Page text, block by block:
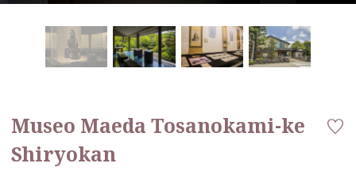
Museo Maeda Tosanokami-ke
Shiryokan